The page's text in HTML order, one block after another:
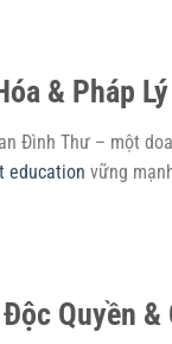
& Pháp
Đình Thư – một
education vững
Quyền &